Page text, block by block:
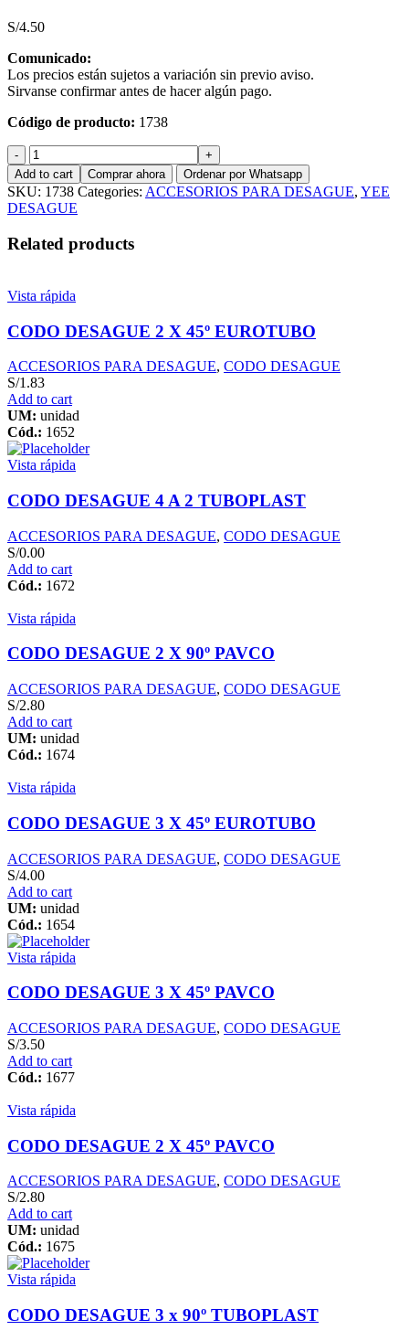
S/4.50
Comunicado:
Los precios están sujetos a variación sin previo aviso.
Sirvanse confirmar antes de hacer algún pago.
Código de producto: 1738
YEE
DESAGUE
3
x
3
INRELI
quantity
Add to cart Comprar ahora Ordenar por Whatsapp
SKU: 1738 Categories: ACCESORIOS PARA DESAGUE, YEE
DESAGUE
Related products
Vista rápida
CODO DESAGUE 2 X 45º EUROTUBO
ACCESORIOS PARA DESAGUE, CODO DESAGUE
S/1.83
Add to cart
UM: unidad
Cód.: 1652
Vista rápida
CODO DESAGUE 4 A 2 TUBOPLAST
ACCESORIOS PARA DESAGUE, CODO DESAGUE
S/0.00
Add to cart
Cód.: 1672
Vista rápida
CODO DESAGUE 2 X 90º PAVCO
ACCESORIOS PARA DESAGUE, CODO DESAGUE
S/2.80
Add to cart
UM: unidad
Cód.: 1674
Vista rápida
CODO DESAGUE 3 X 45º EUROTUBO
ACCESORIOS PARA DESAGUE, CODO DESAGUE
S/4.00
Add to cart
UM: unidad
Cód.: 1654
Vista rápida
CODO DESAGUE 3 X 45º PAVCO
ACCESORIOS PARA DESAGUE, CODO DESAGUE
S/3.50
Add to cart
Cód.: 1677
Vista rápida
CODO DESAGUE 2 X 45º PAVCO
ACCESORIOS PARA DESAGUE, CODO DESAGUE
S/2.80
Add to cart
UM: unidad
Cód.: 1675
Vista rápida
CODO DESAGUE 3 x 90º TUBOPLAST